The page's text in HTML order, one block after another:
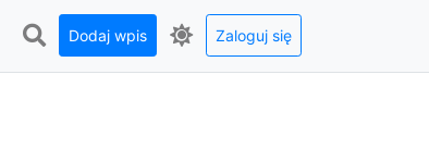
Dodaj wpis Zaloguj się